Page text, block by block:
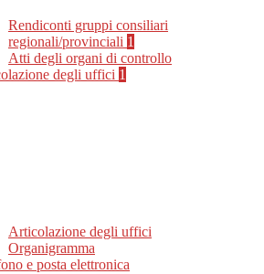
Rendiconti gruppi consiliari
regionali/provinciali 1
Atti degli organi di controllo
degli uffici 1
Articolazione degli uffici
Organigramma
e posta elettronica